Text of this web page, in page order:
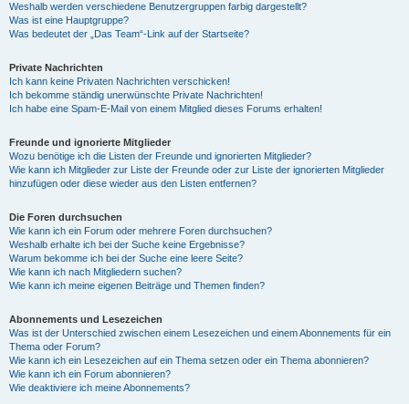
Weshalb werden verschiedene Benutzergruppen farbig dargestellt?
Was ist eine Hauptgruppe?
Was bedeutet der „Das Team“-Link auf der Startseite?
Private Nachrichten
Ich kann keine Privaten Nachrichten verschicken!
Ich bekomme ständig unerwünschte Private Nachrichten!
Ich habe eine Spam-E-Mail von einem Mitglied dieses Forums erhalten!
Freunde und ignorierte Mitglieder
Wozu benötige ich die Listen der Freunde und ignorierten Mitglieder?
Wie kann ich Mitglieder zur Liste der Freunde oder zur Liste der ignorierten Mitglieder
hinzufügen oder diese wieder aus den Listen entfernen?
Die Foren durchsuchen
Wie kann ich ein Forum oder mehrere Foren durchsuchen?
Weshalb erhalte ich bei der Suche keine Ergebnisse?
Warum bekomme ich bei der Suche eine leere Seite?
Wie kann ich nach Mitgliedern suchen?
Wie kann ich meine eigenen Beiträge und Themen finden?
Abonnements und Lesezeichen
Was ist der Unterschied zwischen einem Lesezeichen und einem Abonnements für ein
Thema oder Forum?
Wie kann ich ein Lesezeichen auf ein Thema setzen oder ein Thema abonnieren?
Wie kann ich ein Forum abonnieren?
Wie deaktiviere ich meine Abonnements?